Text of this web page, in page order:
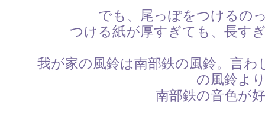
でも、尾っぽをつけるの
つける紙が厚すぎても、長す
我が家の風鈴は南部鉄の風鈴。言
の風鈴よ
南部鉄の音色が